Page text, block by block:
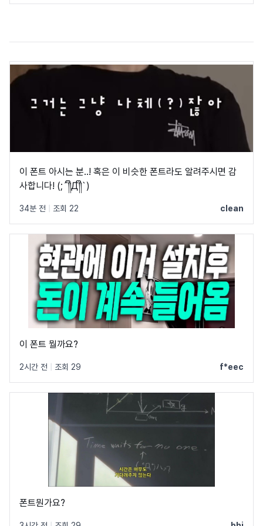
이 폰트 아시는 분..! 혹은 이 비슷한 폰트라도 알려주시면 감
사합니다! (;´༎ຶД༎ຶ`)
34분 전 조회 22 clean
이 폰트 뭘까요?
2시간 전 조회 29 f*eec
폰트뭔가요?